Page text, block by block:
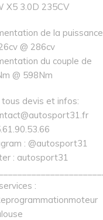
X5 3.0D 235CV
de la puissance
@ 286cv
du couple de
@ 598Nm
tous devis et infos:
: @autosport31
: autosport31
: